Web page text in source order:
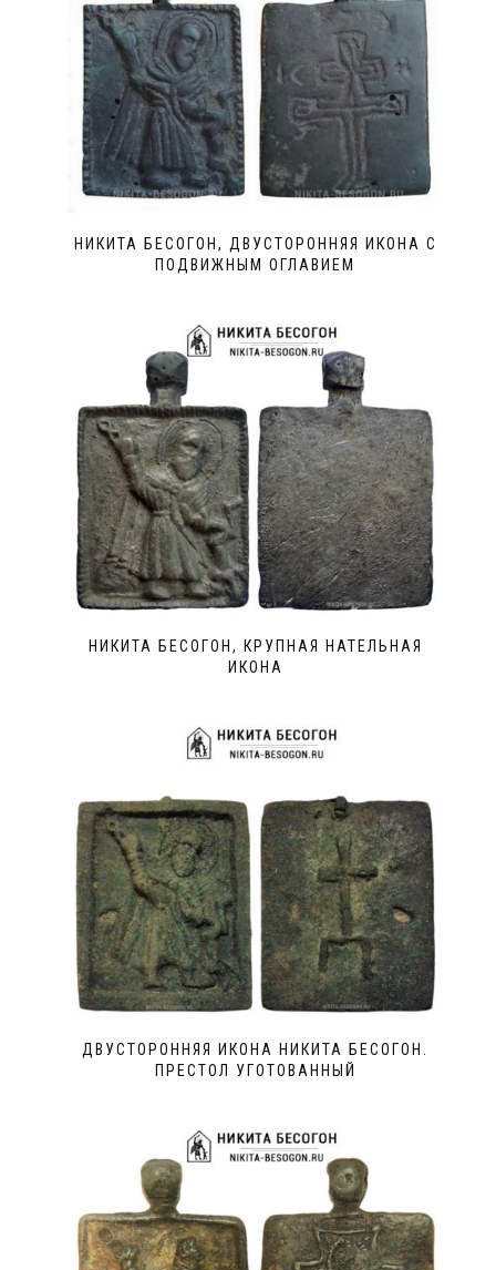
НИКИТА БЕСОГОН, ДВУСТОРОННЯЯ ИКОНА С
ПОДВИЖНЫМ ОГЛАВИЕМ
НИКИТА БЕСОГОН, КРУПНАЯ НАТЕЛЬНАЯ
ИКОНА
ДВУСТОРОННЯЯ ИКОНА НИКИТА БЕСОГОН.
ПРЕСТОЛ УГОТОВАННЫЙ